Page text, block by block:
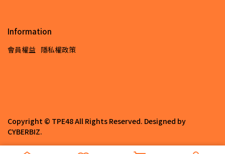
Information
會員權益 隱私權政策
Copyright © TPE48All Rights Reserved. Designed by
CYBERBIZ.